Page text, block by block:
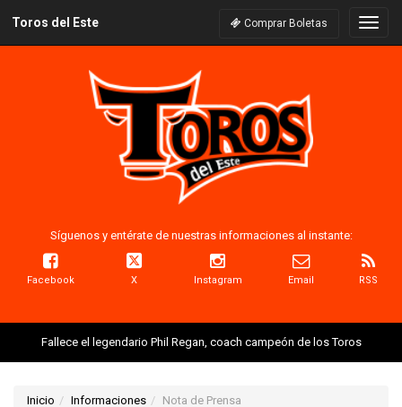
Toros del Este Comprar Boletas
Síguenos y entérate de nuestras informaciones al instante:
Facebook X Instagram Email RSS
Fallece el legendario Phil Regan, coach campeón de los Toros
Inicio Informaciones Nota de Prensa